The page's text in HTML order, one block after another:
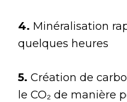
4. Minéralisation
quelques heures
5. Création de
le CO₂ de manière